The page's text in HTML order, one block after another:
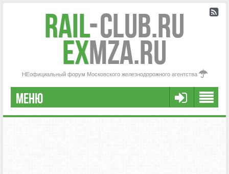
Rail-Club.RU
exMZA.RU
НЕофициальный форум Московского железнодорожного агентства
МЕНЮ
РЕГИСТРАЦИЯ